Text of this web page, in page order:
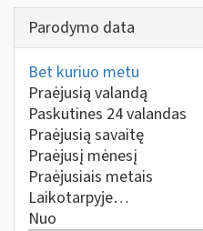
Parodymo data
Bet kuriuo metu
Praėjusią valandą
Paskutines 24 valandas
Praėjusią savaitę
Praėjusį mėnesį
Praėjusiais metais
Laikotarpyje…
Nuo